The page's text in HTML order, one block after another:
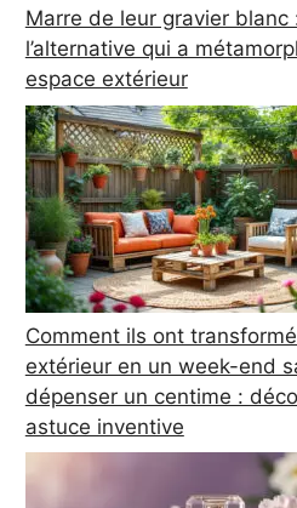
Marre de leur gravier blanc
l’alternative qui a
espace extérieur
Comment ils ont
extérieur en un week-end
dépenser un centime :
astuce inventive